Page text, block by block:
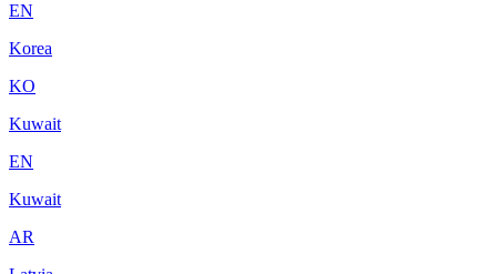
EN
Korea
KO
Kuwait
EN
Kuwait
AR